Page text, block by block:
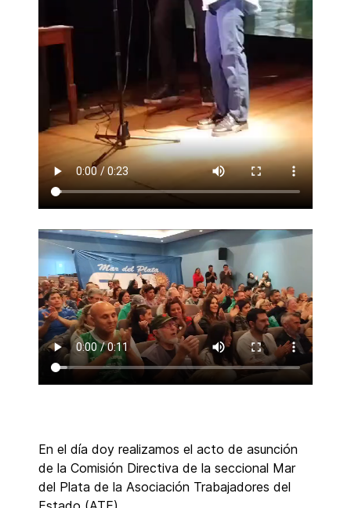
En el día doy realizamos el acto de asunción
de la Comisión Directiva de la seccional Mar
del Plata de la Asociación Trabajadores del